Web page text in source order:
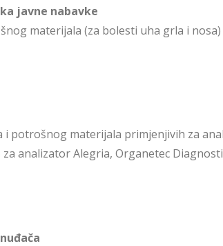
javne nabavke
materijala (za bolesti uha grla i nosa)
potrošnog materijala primjenjivih za
analizator Alegria, Organetec